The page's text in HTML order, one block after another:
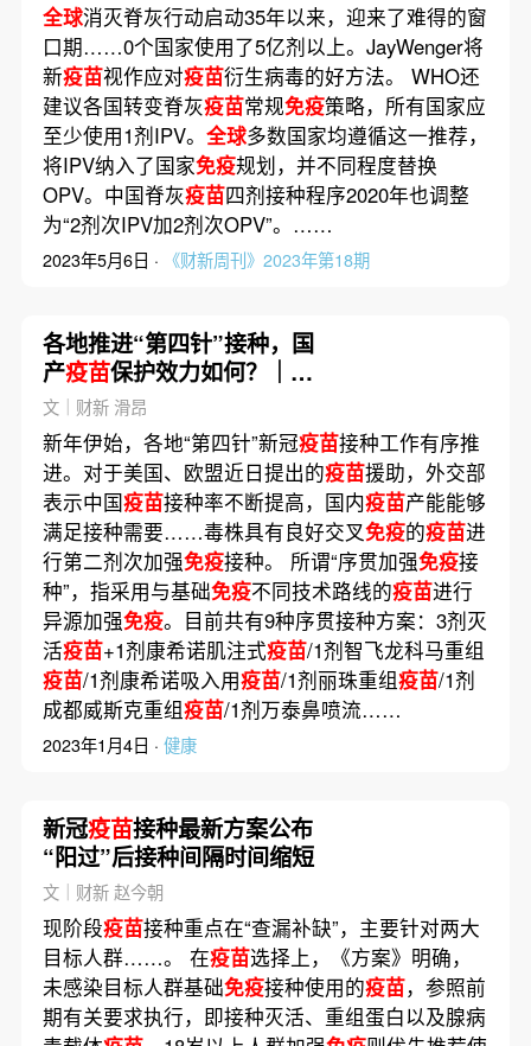
全球消灭脊灰行动启动35年以来，迎来了难得的窗
口期……0个国家使用了5亿剂以上。JayWenger将
新疫苗视作应对疫苗衍生病毒的好方法。 WHO还
建议各国转变脊灰疫苗常规免疫策略，所有国家应
至少使用1剂IPV。 全球多数国家均遵循这一推荐，
将IPV纳入了国家免疫规划，并不同程度替换
OPV。中国脊灰疫苗四剂接种程序2020年也调整
为“2剂次IPV加2剂次OPV”。……
2023年5月6日 · 《财新周刊》2023年第18期
各地推进“第四针”接种，国
产疫苗保护效力如何？｜大
流行手记（1月3日）
文｜财新 滑昂
新年伊始，各地“第四针”新冠疫苗接种工作有序推
进。对于美国、欧盟近日提出的疫苗援助，外交部
表示中国疫苗接种率不断提高，国内疫苗产能能够
满足接种需要……毒株具有良好交叉免疫的疫苗进
行第二剂次加强免疫接种。 所谓“序贯加强免疫接
种”，指采用与基础免疫不同技术路线的疫苗进行
异源加强免疫。目前共有9种序贯接种方案：3剂灭
活疫苗+1剂康希诺肌注式疫苗/1剂智飞龙科马重组
疫苗/1剂康希诺吸入用疫苗/1剂丽珠重组疫苗/1剂
成都威斯克重组疫苗/1剂万泰鼻喷流……
2023年1月4日 · 健康
新冠疫苗接种最新方案公布
“阳过”后接种间隔时间缩短
文｜财新 赵今朝
现阶段疫苗接种重点在“查漏补缺”，主要针对两大
目标人群……。 在疫苗选择上，《方案》明确，
未感染目标人群基础免疫接种使用的疫苗，参照前
期有关要求执行，即接种灭活、重组蛋白以及腺病